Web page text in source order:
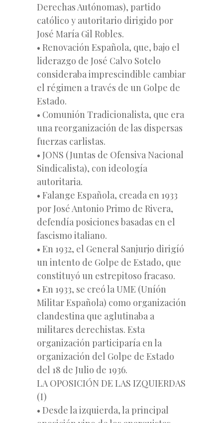
Derechas Autónomas), partido
católico y autoritario dirigido por
José María Gil Robles.
• Renovación Española, que, bajo el
liderazgo de José Calvo Sotelo
consideraba imprescindible cambiar
el régimen a través de un Golpe de
Estado.
• Comunión Tradicionalista, que era
una reorganización de las dispersas
fuerzas carlistas.
• JONS (Juntas de Ofensiva Nacional
Sindicalista), con ideología
autoritaria.
• Falange Española, creada en 1933
por José Antonio Primo de Rivera,
defendía posiciones basadas en el
fascismo italiano.
• En 1932, el General Sanjurjo dirigíó
un intento de Golpe de Estado, que
constituyó un estrepitoso fracaso.
• En 1933, se creó la UME (Uníón
Militar Española) como organización
clandestina que aglutinaba a
militares derechistas. Esta
organización participaría en la
organización del Golpe de Estado
del 18 de Julio de 1936.
LA OPOSICIÓN DE LAS IZQUIERDAS
(I)
• Desde la izquierda, la principal